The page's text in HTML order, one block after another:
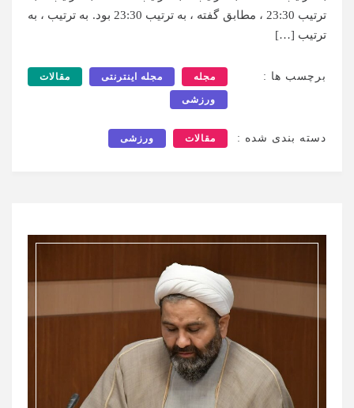
ترتیب 23:30 ، مطابق گفته ، به ترتیب 23:30 بود. به ترتیب ، به
ترتیب […]
برچسب ها : مجله مجله اینترنتی مقالات
ورزشی
دسته بندی شده : مقالات ورزشی